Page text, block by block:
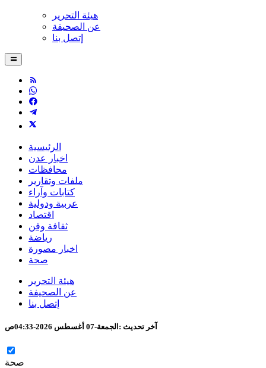
هيئة التحرير
عن الصحيفة
إتصل بنا
الرئيسية
اخبار عدن
محافظات
ملفات وتقارير
كتابات وآراء
عربية ودولية
اقتصاد
ثقافة وفن
رياضة
اخبار مصورة
صحة
هيئة التحرير
عن الصحيفة
إتصل بنا
آخر تحديث : الجمعة-07 أغسطس 2026-04:33ص
صحة